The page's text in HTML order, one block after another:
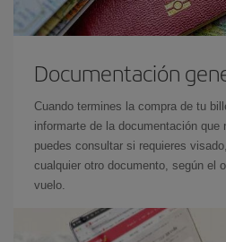
Documentación
Cuando termines la compra de tu
informarte de la documentación que
puedes consultar si requieres
cualquier otro documento, según el
vuelo.